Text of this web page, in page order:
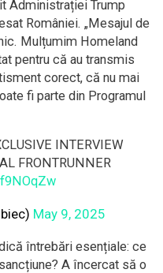
Administrației Trump
României. „Mesajul de
Mulțumim Homeland
pentru că au transmis
corect, că nu mai
fi parte din Programul
INTERVIEW
FRONTRUNNER
May 9, 2025
întrebări esențiale: ce
A încercat să o